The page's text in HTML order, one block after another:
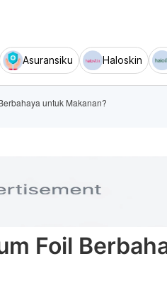
Asuransiku Haloskin
untuk Makanan?
Foil